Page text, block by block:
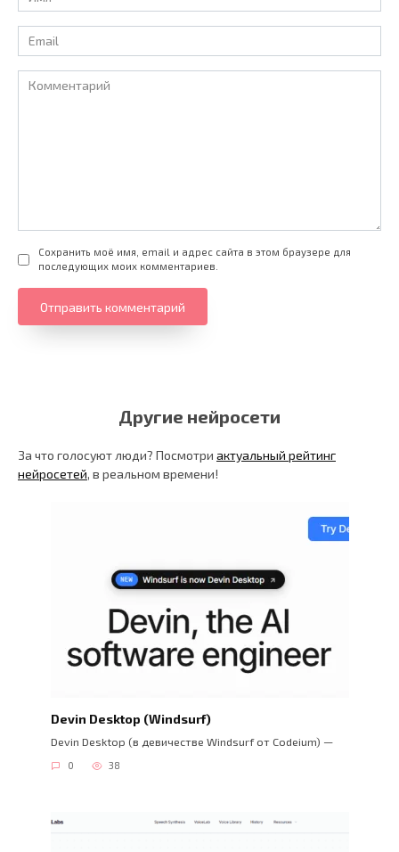
*
Email
*
Комментарий
Сохранить моё имя, email и адрес сайта в этом браузере для
последующих моих комментариев.
Другие нейросети
За что голосуют люди? Посмотри актуальный рейтинг
нейросетей, в реальном времени!
Devin Desktop (Windsurf)
Devin Desktop (в девичестве Windsurf от Codeium) —
0 38